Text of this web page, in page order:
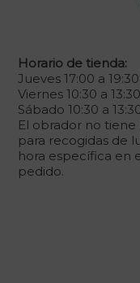
Horario de tienda:
Jueves 17:00 a 19:30
Viernes 10:30 a
Sábado 10:30 a
El obrador no
para recogidas de
hora específica en
pedido.